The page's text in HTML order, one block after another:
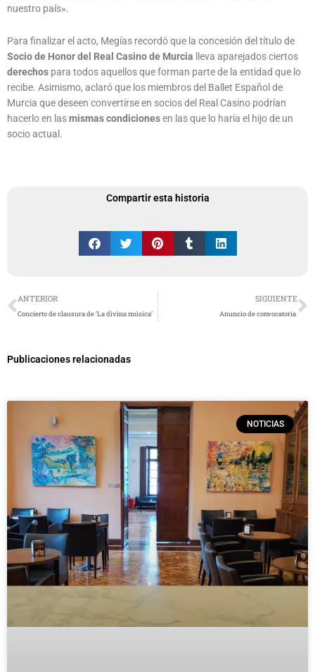
nuestro país».
Para finalizar el acto, Megías recordó que la concesión del título de
Socio de Honor del Real Casino de Murcia lleva aparejados ciertos
derechos para todos aquellos que forman parte de la entidad que lo
recibe. Asimismo, aclaró que los miembros del Ballet Español de
Murcia que deseen convertirse en socios del Real Casino podrían
hacerlo en lasmismas condicionesen las que lo haría el hijo de un
socio actual.
Compartir esta historia
Ant
ANTERIOR
Concierto de clausura de ‘La divina música’
SIGUIENTE
Anuncio de convocatoria
Publicaciones relacionadas
NOTICIAS